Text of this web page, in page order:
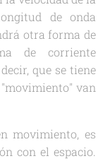
de onda
otra forma de
de corriente
que se tiene
van
movimiento, es
con el espacio.